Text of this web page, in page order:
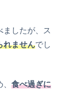
したが、ス
れませんでし
食べ過ぎに